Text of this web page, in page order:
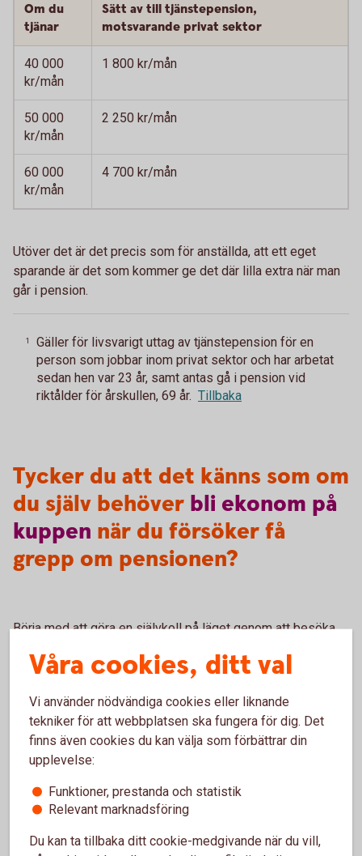
Om du
tjänar
Sätt av till tjänstepension,
motsvarande privat sektor
40 000
kr/mån
1 800 kr/mån
50 000
kr/mån
2 250 kr/mån
60 000
kr/mån
4 700 kr/mån
Utöver det är det precis som för anställda, att ett eget
sparande är det som kommer ge det där lilla extra när man
går i pension.
1
Gäller för livsvarigt uttag av tjänstepension för en
person som jobbar inom privat sektor och har arbetat
sedan hen var 23 år, samt antas gå i pension vid
riktålder för årskullen, 69 år. Tillbaka
Tycker du att det känns som om
du själv behöver bli ekonom på
kuppen när du försöker få
grepp om pensionen?
Börja med att göra en självkoll på läget genom att besöka
uträkningar ser ut och vad du kommer att få ut när du går i
Pension
Läs mer om olika områden inom pension.
Pension - merinformation
Våra cookies, ditt val
Vi använder nödvändiga cookies eller liknande
tekniker för att webbplatsen ska fungera för dig. Det
finns även cookies du kan välja som förbättrar din
upplevelse:
Funktioner, prestanda och statistik
Relevant marknadsföring
Du kan ta tillbaka ditt cookie-medgivande när du vill,